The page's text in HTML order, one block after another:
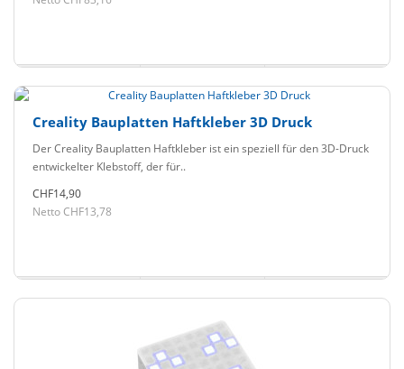
Creality Bauplatten Haftkleber 3D Druck
Der Creality Bauplatten Haftkleber ist ein speziell für den 3D-Druck
entwickelter Klebstoff, der für..
CHF14,90
Netto CHF13,78